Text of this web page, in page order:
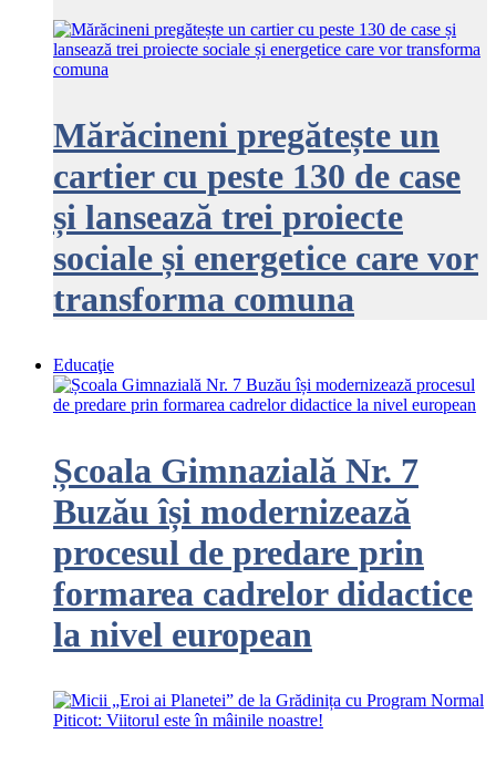
Mărăcineni pregătește un
cartier cu peste 130 de case
și lansează trei proiecte
sociale și energetice care vor
transforma comuna
Educaţie
Școala Gimnazială Nr. 7
Buzău își modernizează
procesul de predare prin
formarea cadrelor didactice
la nivel european